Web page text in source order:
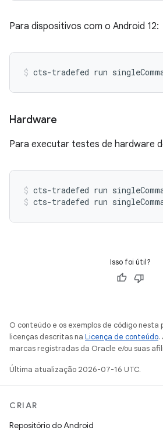
Para dispositivos com o Android 12:
cts-tradefed run
Hardware
Para executar testes de hardware
cts-tradefed run
cts-tradefed run
Isso foi útil?
O conteúdo e os exemplos de código
licenças descritas na Licença de conteúdo.
marcas registradas da Oracle e/ou suas
Última atualização 2026-07-16 UTC.
CRIAR
Repositório do Android